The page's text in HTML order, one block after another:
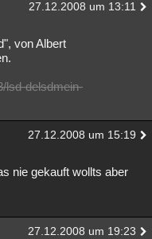
27.12.2008 um 13:11
von Albert
lsd-delsdmein-
27.12.2008 um 15:19
nie gekauft wollts aber
27.12.2008 um 19:23